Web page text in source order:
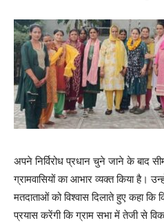
अपने निर्विरोध प्रधान चुने जाने के बाद
ग्रामवासियों का आभार व्यक्त किया है।
मतदाताओं को विश्वास दिलाते हुए कहा कि
प्रयास करेंगी कि ग्राम सभा में तेजी से